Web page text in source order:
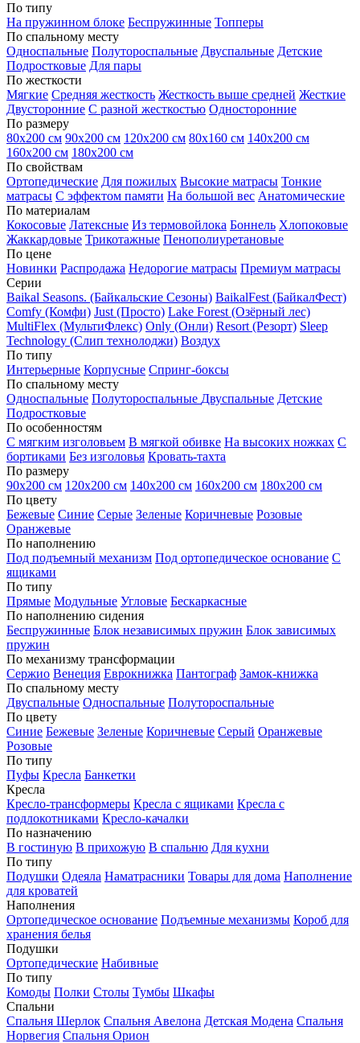
По типу
На пружинном блоке Беспружинные Топперы
По спальному месту
Односпальные Полутороспальные Двуспальные Детские
Подростковые Для пары
По жесткости
Мягкие Средняя жесткость Жесткость выше средней Жесткие
Двусторонние С разной жесткостью Односторонние
По размеру
80х200 см 90х200 см 120х200 см 80х160 см 140х200 см
160х200 см 180х200 см
По свойствам
Ортопедические Для пожилых Высокие матрасы Тонкие
матрасы С эффектом памяти На большой вес Анатомические
По материалам
Кокосовые Латексные Из термовойлока Боннель Хлопоковые
Жаккардовые Трикотажные Пенополиуретановые
По цене
Новинки Распродажа Недорогие матрасы Премиум матрасы
Серии
Baikal Seasons. (Байкальские Сезоны) BaikalFest (БайкалФест)
Comfy (Комфи) Just (Просто) Lake Forest (Озёрный лес)
MultiFlex (МультиФлекс) Only (Онли) Resort (Резорт) Sleep
Technology (Слип технолоджи) Воздух
По типу
Интерьерные Корпусные Спринг-боксы
По спальному месту
Односпальные Полутороспальные Двуспальные Детские
Подростковые
По особенностям
С мягким изголовьем В мягкой обивке На высоких ножках С
бортиками Без изголовья Кровать-тахта
По размеру
90х200 см 120х200 см 140х200 см 160х200 см 180х200 см
По цвету
Бежевые Синие Серые Зеленые Коричневые Розовые
Оранжевые
По наполнению
Под подъемный механизм Под ортопедическое основание С
ящиками
По типу
Прямые Модульные Угловые Бескаркасные
По наполнению сидения
Беспружинные Блок независимых пружин Блок зависимых
пружин
По механизму трансформации
Сержио Венеция Еврокнижка Пантограф Замок-книжка
По спальному месту
Двуспальные Односпальные Полутороспальные
По цвету
Синие Бежевые Зеленые Коричневые Серый Оранжевые
Розовые
По типу
Пуфы Кресла Банкетки
Кресла
Кресло-трансформеры Кресла с ящиками Кресла с
подлокотниками Кресло-качалки
По назначению
В гостиную В прихожую В спальню Для кухни
По типу
Подушки Одеяла Наматрасники Товары для дома Наполнение
для кроватей
Наполнения
Ортопедическое основание Подъемные механизмы Короб для
хранения белья
Подушки
Ортопедические Набивные
По типу
Комоды Полки Столы Тумбы Шкафы
Спальни
Спальня Шерлок Спальня Авелона Детская Модена Спальня
Норвегия Спальня Орион